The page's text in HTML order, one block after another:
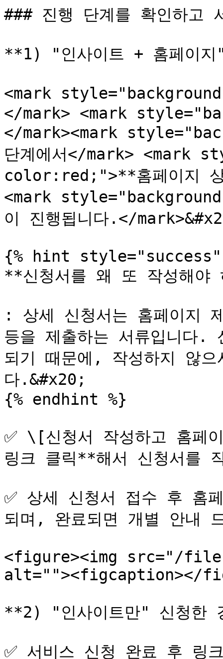
### 진행 단계를 확인하고
**1) "인사이트 + 홈페이
<mark
</mark> <mark
</mark><mark
단계에서</mark> <mark
color:red;">**홈페이지
<mark
이 진행됩니다.</
{% hint style="success"
**신청서를 왜 또 작성해야
: 상세 신청서는 홈페이지
등을 제출하는 서류입니다.
되기 때문에, 작성하지 않으
다.&#x20;
{% endhint %}
✅ \[신청서 작성하고 홈
링크 클릭**해서 신청서를
✅ 상세 신청서 접수 후 홈
되며, 완료되면 개별 안내
<figure><img src="/
alt=""><figcaption></
**2) "인사이트만" 신청한
✅ 서비스 신청 완료 후